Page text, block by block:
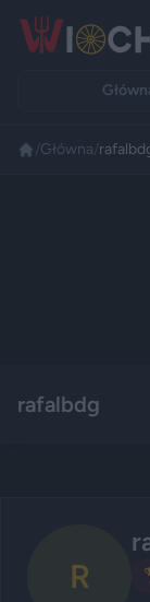
Główna
rafalbdg
R